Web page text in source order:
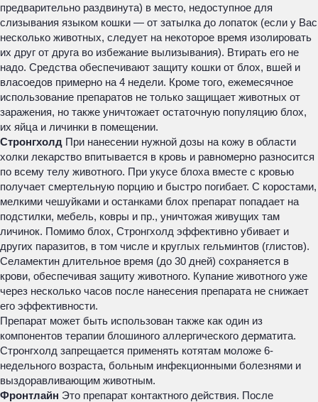
предварительно раздвинута) в место, недоступное для
слизывания языком кошки — от затылка до лопаток (если у Вас
несколько животных, следует на некоторое время изолировать
их друг от друга во избежание вылизывания). Втирать его не
надо. Средства обеспечивают защиту кошки от блох, вшей и
власоедов примерно на 4 недели. Кроме того, ежемесячное
использование препаратов не только защищает животных от
заражения, но также уничтожает остаточную популяцию блох,
их яйца и личинки в помещении.
Стронгхолд При нанесении нужной дозы на кожу в области
холки лекарство впитывается в кровь и равномерно разносится
по всему телу животного. При укусе блоха вместе с кровью
получает смертельную порцию и быстро погибает. С коростами,
мелкими чешуйками и останками блох препарат попадает на
подстилки, мебель, ковры и пр., уничтожая живущих там
личинок. Помимо блох, Стронгхолд эффективно убивает и
других паразитов, в том числе и круглых гельминтов (глистов).
Селамектин длительное время (до 30 дней) сохраняется в
крови, обеспечивая защиту животного. Купание животного уже
через несколько часов после нанесения препарата не снижает
его эффективности.
Препарат может быть использован также как один из
компонентов терапии блошиного аллергического дерматита.
Стронгхолд запрещается применять котятам моложе 6-
недельного возраста, больным инфекционными болезнями и
выздоравливающим животным.
Фронтлайн Это препарат контактного действия. После